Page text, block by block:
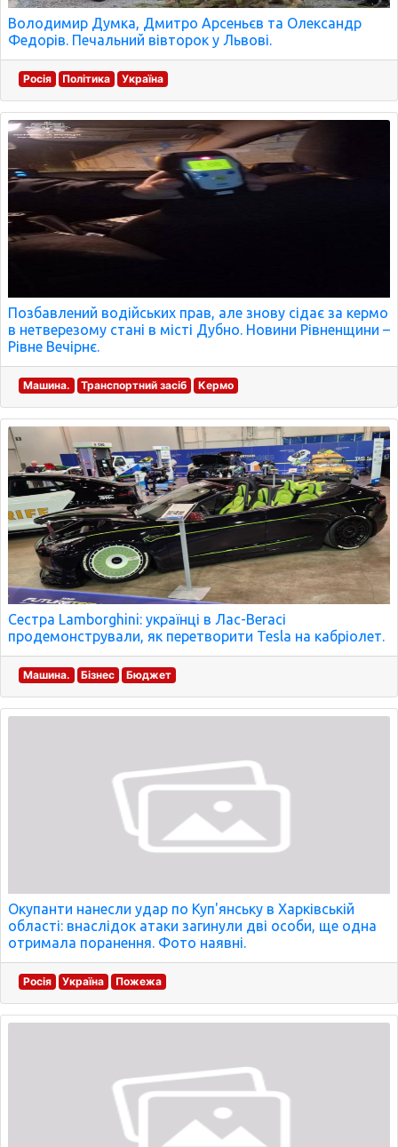
Володимир Думка, Дмитро Арсеньєв та Олександр
Федорів. Печальний вівторок у Львові.
Росія Політика Україна
Позбавлений водійських прав, але знову сідає за кермо
в нетверезому стані в місті Дубно. Новини Рівненщини –
Рівне Вечірнє.
Машина. Транспортний засіб Кермо
Сестра Lamborghini: українці в Лас-Вегасі
продемонстрували, як перетворити Tesla на кабріолет.
Машина. Бізнес Бюджет
Окупанти нанесли удар по Куп'янську в Харківській
області: внаслідок атаки загинули дві особи, ще одна
отримала поранення. Фото наявні.
Росія Україна Пожежа